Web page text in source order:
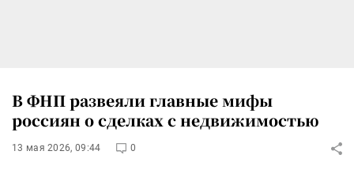
В ФНП развеяли главные мифы
россиян о сделках с недвижимостью
13 мая 2026, 09:44 0